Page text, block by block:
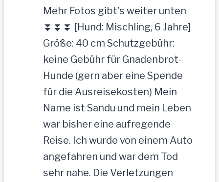
Mehr Fotos gibt’s weiter unten
⏬⏬⏬ [Hund: Mischling, 6 Jahre]
Größe: 40 cm Schutzgebühr:
keine Gebühr für Gnadenbrot-
Hunde (gern aber eine Spende
für die Ausreisekosten) Mein
Name ist Sandu und mein Leben
war bisher eine aufregende
Reise. Ich wurde von einem Auto
angefahren und war dem Tod
sehr nahe. Die Verletzungen